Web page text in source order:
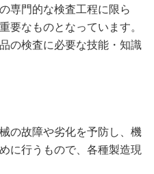
専門的な検査工程に限ら
要なものとなっています。
の検査に必要な技能・知識
の故障や劣化を予防し、機
に行うもので、各種製造現